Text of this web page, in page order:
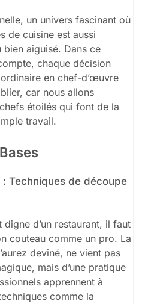
un univers fascinant où
de cuisine est aussi
bien aiguisé. Dans ce
chaque décision
en chef-d’œuvre
car nous allons
étoilés qui font de la
travail.
Techniques de découpe
digne d’un restaurant, il faut
couteau comme un pro. La
deviné, ne vient pas
mais d’une pratique
apprennent à
comme la